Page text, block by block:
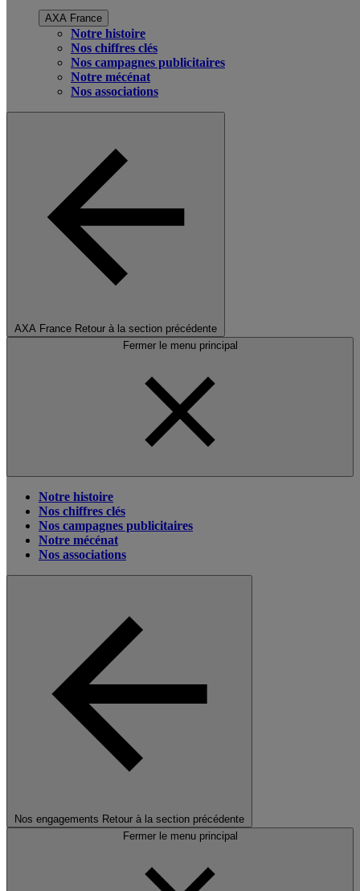
AXA France
Notre histoire
Nos chiffres clés
Nos campagnes publicitaires
Notre mécénat
Nos associations
AXA France Retour à la section précédente
Fermer le menu principal
Notre histoire
Nos chiffres clés
Nos campagnes publicitaires
Notre mécénat
Nos associations
Nos engagements Retour à la section précédente
Fermer le menu principal